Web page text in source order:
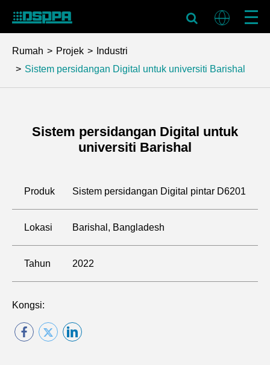
Rumah Projek
Industri
Sistem persidangan Digital untuk universiti Barishal
Sistem persidangan Digital untuk
universiti Barishal
Produk Sistem persidangan Digital pintar D6201
Lokasi Barishal, Bangladesh
Tahun 2022
Kongsi: